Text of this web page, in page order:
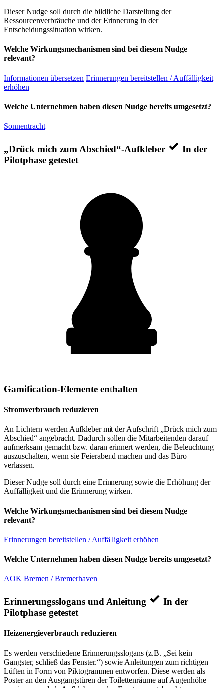
Dieser Nudge soll durch die bildliche Darstellung der
Ressourcenverbräuche und der Erinnerung in der
Entscheidungssituation wirken.
Welche Wirkungsmechanismen sind bei diesem Nudge
relevant?
Informationen übersetzen Erinnerungen bereitstellen / Auffälligkeit
erhöhen
Welche Unternehmen haben diesen Nudge bereits umgesetzt?
Sonnentracht
„Drück mich zum Abschied“-Aufkleber
In der
Pilotphase getestet
Gamification-Elemente enthalten
Stromverbrauch reduzieren
An Lichtern werden Aufkleber mit der Aufschrift „Drück mich zum
Abschied“ angebracht. Dadurch sollen die Mitarbeitenden darauf
aufmerksam gemacht bzw. daran erinnert werden, die Beleuchtung
auszuschalten, wenn sie Feierabend machen und das Büro
verlassen.
Dieser Nudge soll durch eine Erinnerung sowie die Erhöhung der
Auffälligkeit und die Erinnerung wirken.
Welche Wirkungsmechanismen sind bei diesem Nudge
relevant?
Erinnerungen bereitstellen / Auffälligkeit erhöhen
Welche Unternehmen haben diesen Nudge bereits umgesetzt?
AOK Bremen / Bremerhaven
Erinnerungsslogans und Anleitung
In der
Pilotphase getestet
Heizenergieverbrauch reduzieren
Es werden verschiedene Erinnerungsslogans (z.B. „Sei kein
Gangster, schließ das Fenster.“) sowie Anleitungen zum richtigen
Lüften in Form von Piktogrammen entworfen. Diese werden als
Poster an den Ausgangstüren der Toilettenräume auf Augenhöhe